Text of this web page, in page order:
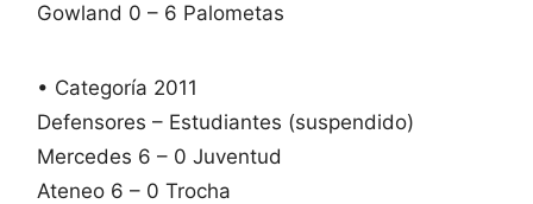
Gowland 0 – 6 Palometas
• Categoría 2011
Defensores – Estudiantes (suspendido)
Mercedes 6 – 0 Juventud
Ateneo 6 – 0 Trocha